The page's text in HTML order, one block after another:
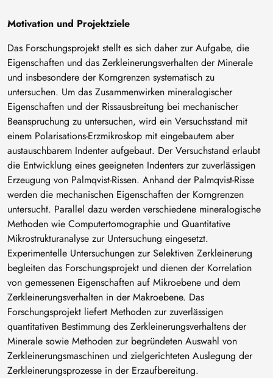
Motivation und Projektziele
Das Forschungsprojekt stellt es sich daher zur Aufgabe, die
Eigenschaften und das Zerkleinerungsverhalten der Minerale
und insbesondere der Korngrenzen systematisch zu
untersuchen. Um das Zusammenwirken mineralogischer
Eigenschaften und der Rissausbreitung bei mechanischer
Beanspruchung zu untersuchen, wird ein Versuchsstand mit
einem Polarisations-Erzmikroskop mit eingebautem aber
austauschbarem Indenter aufgebaut. Der Versuchstand erlaubt
die Entwicklung eines geeigneten Indenters zur zuverlässigen
Erzeugung von Palmqvist-Rissen. Anhand der Palmqvist-Risse
werden die mechanischen Eigenschaften der Korngrenzen
untersucht. Parallel dazu werden verschiedene mineralogische
Methoden wie Computertomographie und Quantitative
Mikrostrukturanalyse zur Untersuchung eingesetzt.
Experimentelle Untersuchungen zur Selektiven Zerkleinerung
begleiten das Forschungsprojekt und dienen der Korrelation
von gemessenen Eigenschaften auf Mikroebene und dem
Zerkleinerungsverhalten in der Makroebene. Das
Forschungsprojekt liefert Methoden zur zuverlässigen
quantitativen Bestimmung des Zerkleinerungsverhaltens der
Minerale sowie Methoden zur begründeten Auswahl von
Zerkleinerungsmaschinen und zielgerichteten Auslegung der
Zerkleinerungsprozesse in der Erzaufbereitung.